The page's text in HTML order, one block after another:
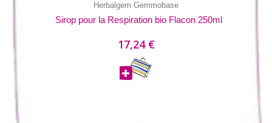
Herbalgem Gemmobase
Sirop pour la Respiration bio Flacon 250ml
17,24 €